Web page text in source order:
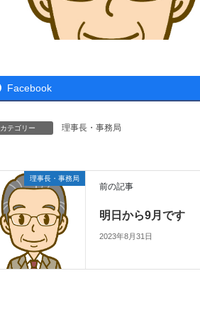
Facebook
カテゴリー 理事長・事務局
理事長・事務局
前の記事
明日から9月です
2023年8月31日